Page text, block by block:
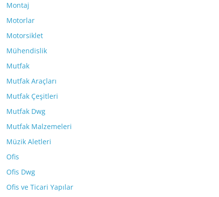
Montaj
Motorlar
Motorsiklet
Mühendislik
Mutfak
Mutfak Araçları
Mutfak Çeşitleri
Mutfak Dwg
Mutfak Malzemeleri
Müzik Aletleri
Ofis
Ofis Dwg
Ofis ve Ticari Yapılar